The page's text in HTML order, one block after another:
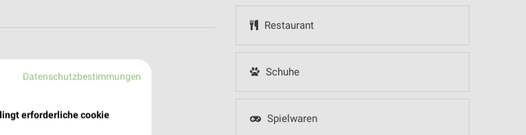
Restaurant
Schuhe
Spielwaren
in unserer App.
Datenschutzbestimmungen
erforderliche cookie